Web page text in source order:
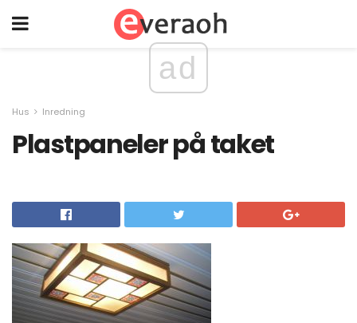
ad
Hus Inredning
Plastpaneler på taket